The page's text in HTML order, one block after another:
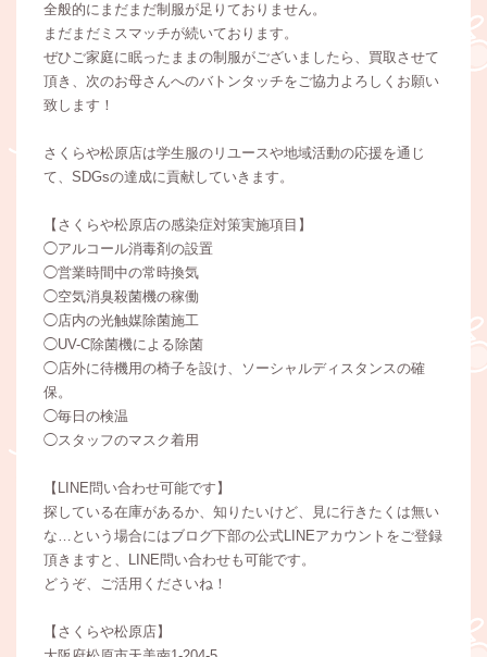
全般的にまだまだ制服が足りておりません。
まだまだミスマッチが続いております。
ぜひご家庭に眠ったままの制服がございましたら、買取させて
頂き、次のお母さんへのバトンタッチをご協力よろしくお願い
致します！
さくらや松原店は学生服のリユースや地域活動の応援を通じ
て、SDGsの達成に貢献していきます。
【さくらや松原店の感染症対策実施項目】
◯アルコール消毒剤の設置
◯営業時間中の常時換気
◯空気消臭殺菌機の稼働
◯店内の光触媒除菌施工
◯UV-C除菌機による除菌
◯店外に待機用の椅子を設け、ソーシャルディスタンスの確
保。
◯毎日の検温
◯スタッフのマスク着用
【LINE問い合わせ可能です】
探している在庫があるか、知りたいけど、見に行きたくは無い
な…という場合にはブログ下部の公式LINEアカウントをご登録
頂きますと、LINE問い合わせも可能です。
どうぞ、ご活用くださいね！
【さくらや松原店】